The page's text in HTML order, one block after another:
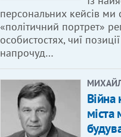
персональних кейсів ми
«політичний портрет»
особистостях, чиї
напрочуд…
Війна